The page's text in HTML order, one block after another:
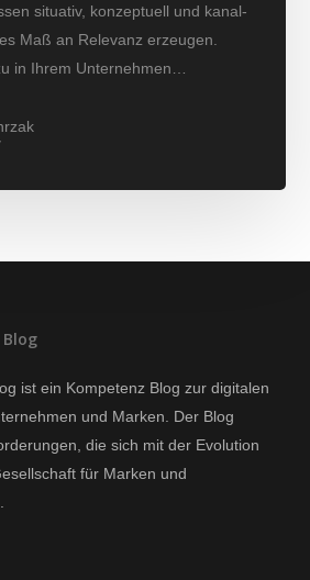
situativ, konzeptuell und kanal-
Maß an Relevanz erzeugen.
in Ihrem Unternehmen…
ist ein Kompetenz Blog zur digitalen
und Marken. Der Blog
die sich mit der Evolution
für Marken und